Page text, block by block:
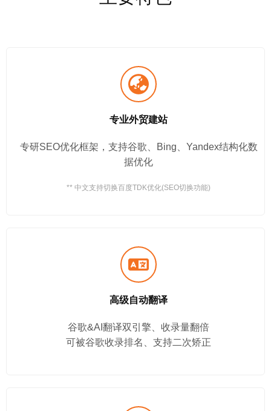
专业外贸建站
专研SEO优化框架，支持谷歌、Bing、Yandex结构化数
据优化
** 中文支持切换百度TDK优化(SEO切换功能)
高级自动翻译
谷歌&AI翻译双引擎、收录量翻倍
可被谷歌收录排名、支持二次矫正